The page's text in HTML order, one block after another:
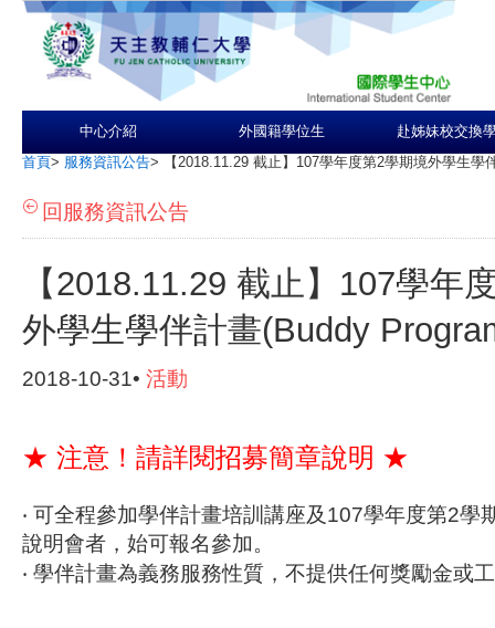
中心介紹 外國籍學位生 赴姊妹校交換
首頁> 服務資訊公告> 【2018.11.29 截止】107學年度第2學期境外學生學
回服務資訊公告
【2018.11.29 截止】107學年
外學生學伴計畫(Buddy
2018-10-31• 活動
★ 注意！請詳閱招募簡章說明 ★
‧ 可全程參加學伴計畫培訓講座及107學年度第2學
說明會者，始可報名參加。
‧ 學伴計畫為義務服務性質，不提供任何獎勵金或